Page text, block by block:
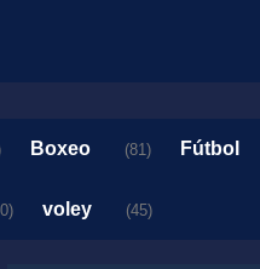
Boxeo (81) Fútbol
voley (45)